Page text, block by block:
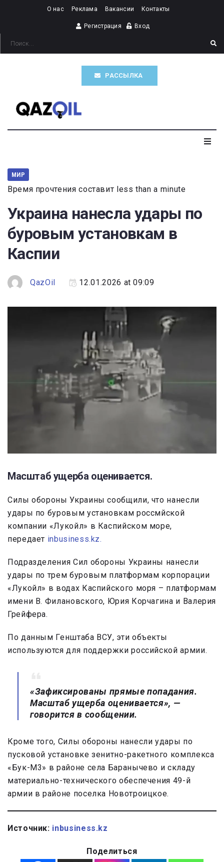
О нас Реклама Вакансии Контакты
Регистрация Вход
РАССЫЛКА
Казахстан
Спецпроекты
Котировки
МИР
Время прочтения составит less than a minute
Украина нанесла удары по
буровым установкам в
Каспии
QazOil 12.01.2026 at 09:09
Масштаб ущерба оценивается.
Силы обороны Украины сообщили, что нанесли
удары по буровым установкам россмйской
компании «Лукойл» в Каспийском море,
передает inbusiness.kz.
Подразделения Сил обороны Украины нанесли
удары по трем буровым платформам корпорации
«Лукойл» в водах Каспийского моря – платформам
имени В. Филановского, Юрия Корчагина и Валерия
Грейфера.
По данным Генштаба ВСУ, эти объекты
используются для поддержки российской армии.
«Зафиксированы прямые попадания.
Масштаб ущерба оценивается», —
говорится в сообщении.
Кроме того, Силы обороны нанесли удары по
пусковой установке зенитно-ракетного комплекса
«Бук-М3» в районе села Баранычево и складу
материально-технического обеспечения 49-й
армии в районе поселка Новотроицкое.
Источник: inbusiness.kz
Поделиться